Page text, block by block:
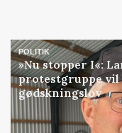
POLITIK
»Nu stopper I«:
protestgruppe vil
gødskningslov